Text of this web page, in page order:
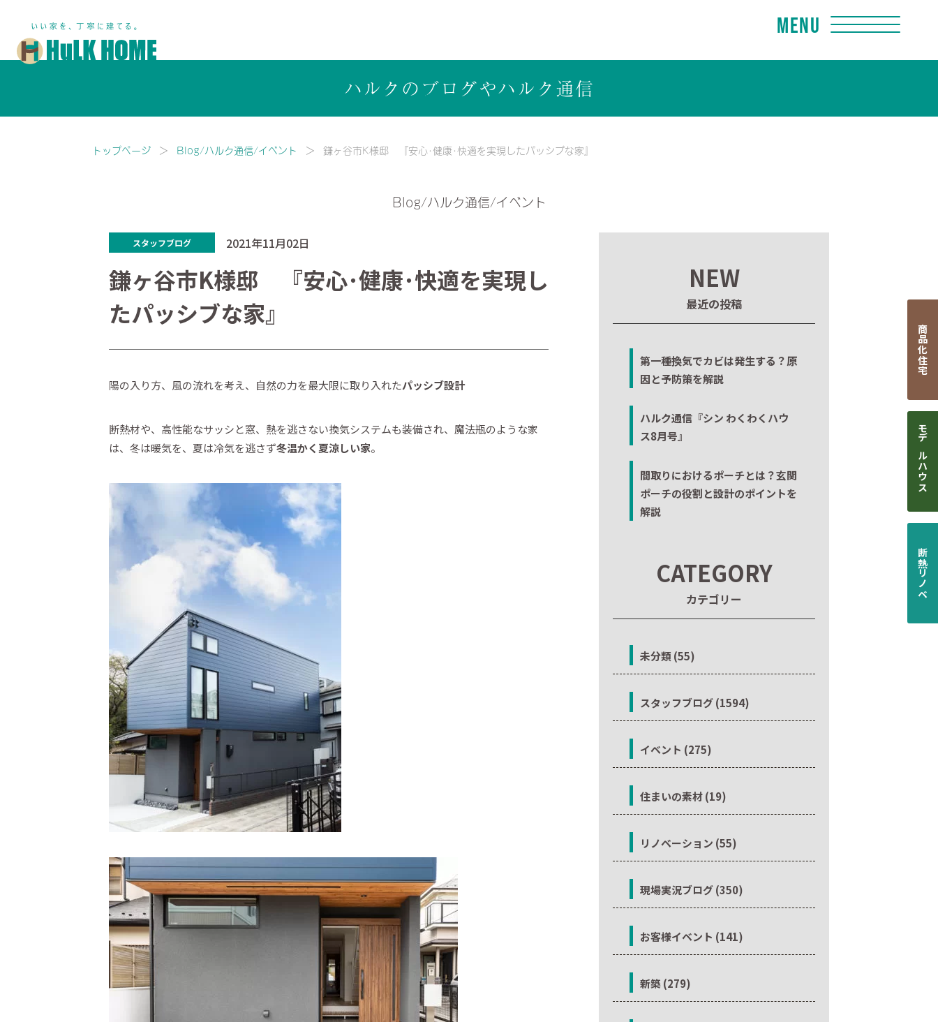
Menu
ハルクのブログやハルク通信
トップページ Blog/ハルク通信/イベント 鎌ヶ谷市K様邸 『安心･健康･快適を実現したパッシブな家』
Blog/ハルク通信/イベント
スタッフブログ 2021年11月02日
鎌ヶ谷市K様邸 『安心･健康･快適を実現し
たパッシブな家』
陽の入り方、風の流れを考え、自然の力を最大限に取り入れたパッシブ設計
断熱材や、高性能なサッシと窓、熱を逃さない換気システムも装備され、魔法瓶のような家
は、冬は暖気を、夏は冷気を逃さず冬温かく夏涼しい家。
NEW
最近の投稿
第一種換気でカビは発生する？原
因と予防策を解説
ハルク通信『シン わくわくハウ
ス8月号』
間取りにおけるポーチとは？玄関
ポーチの役割と設計のポイントを
解説
CATEGORY
カテゴリー
未分類 (55)
スタッフブログ (1594)
イベント (275)
住まいの素材 (19)
リノベーション (55)
現場実況ブログ (350)
お客様イベント (141)
新築 (279)
商品化住宅
モデルハウス
断熱リノベ